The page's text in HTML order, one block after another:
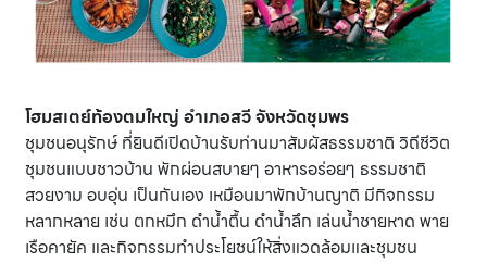
โฮมสเตย์ท้องตมใหญ่ อำเภอสวี จังหวัดชุมพร
ชุมชนอนุรักษ์ ที่ยินดีเปิดบ้านรับท่านมาสัมผัสธรรมชาติ วิถีชีวิต
ชุมชนแบบชาวบ้าน พักผ่อนสบายๆ อาหารอร่อยๆ ธรรมชาติ
สวยงาม อบอุ่น เป็นกันเอง เหมือนมาพักบ้านญาติ มีกิจกรรม
หลากหลาย เช่น ตกหมึก ดำน้ำตื้น ดำน้ำลึก เล่นน้ำชายหาด พาย
เรือคายัค และกิจกรรมทำประโยชน์ให้สิ่งแวดล้อมและชุมชน